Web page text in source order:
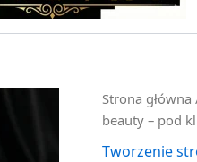
Strona główna
beauty – pod
Tworzenie
ilość
Kompleksowe
projekt
wizytówki